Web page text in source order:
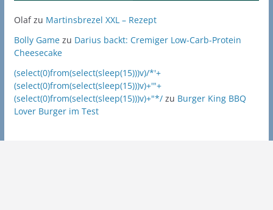
Olafzu Martinsbrezel XXL – Rezept
Bolly Gamezu Darius backt: Cremiger Low-Carb-Protein
Cheesecake
(select(0)from(select(sleep(15)))v)/*'+
(select(0)from(select(sleep(15)))v)+'"+
(select(0)from(select(sleep(15)))v)+"*/zu Burger King BBQ
Lover Burger im Test